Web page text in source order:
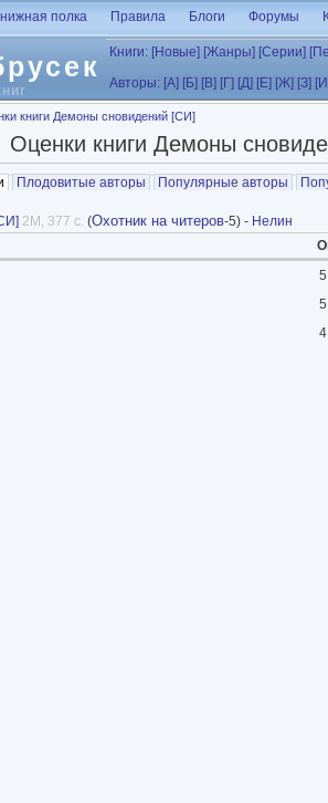
полка Правила Блоги Форумы
Книги: [Новые] [Жанры] [Серии]
Авторы: [А] [Б] [В] [Г] [Д] [Е] [Ж] [З]
книги Демоны сновидений [СИ]
Оценки книги Демоны
(активная вкладка)
Плодовитые авторы Популярные авторы
2M, 377 с. (Охотник на читеров-5) - Нелин
5
5
4